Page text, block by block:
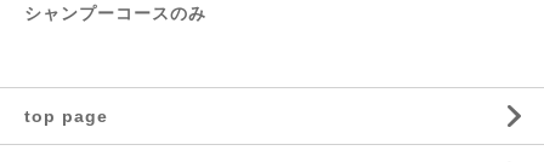
シャンプーコースのみ
top page